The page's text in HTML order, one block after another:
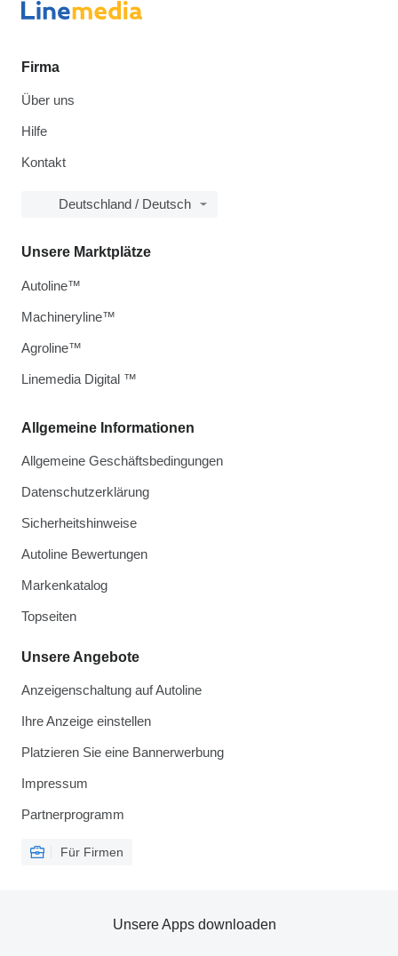
Firma
Über uns
Hilfe
Kontakt
Deutschland / Deutsch
Allgemeine Informationen
Allgemeine Geschäftsbedingungen
Datenschutzerklärung
Sicherheitshinweise
Autoline Bewertungen
Markenkatalog
Topseiten
Unsere Angebote
Anzeigenschaltung auf Autoline
Ihre Anzeige einstellen
Platzieren Sie eine Bannerwerbung
Impressum
Partnerprogramm
Für Firmen
Unsere Marktplätze
Autoline™
Machineryline™
Agroline™
Linemedia Digital ™
Unsere Apps downloaden